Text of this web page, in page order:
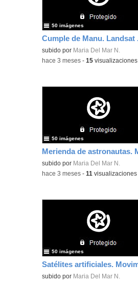
subido por Maria Del Mar N.
50 imágenes
-hace 3 meses -15 visualizaciones
subido por Maria Del Mar N.
50 imágenes
-hace 3 meses -11 visualizaciones
subido por Maria Del Mar N.
50 imágenes